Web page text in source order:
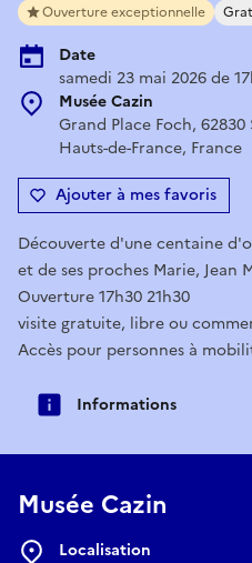
Ouverture exceptionnelle
Date
samedi 23 mai 2026 de
Musée Cazin
Grand Place Foch, 62830
Hauts-de-France, France
Ajouter à mes favoris
Découverte d'une centaine
et de ses proches Marie, Jean
Ouverture 17h30 21h30
visite gratuite, libre ou
Accès pour personnes à
Informations
Musée Cazin
Localisation